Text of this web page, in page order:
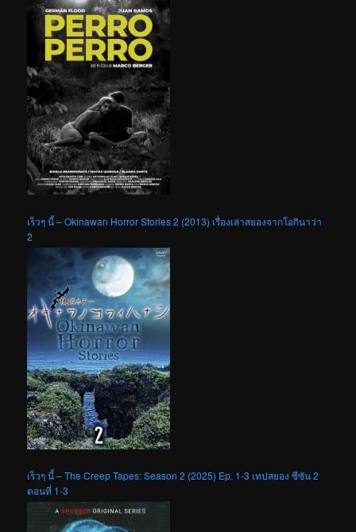
เร็วๆ นี้ – Okinawan Horror Stories 2 (2013) เรื่องเล่าสยองจากโอกินาว่า
2
เร็วๆ นี้ – The Creep Tapes: Season 2 (2025) Ep. 1-3 เทปสยอง ซีซัน 2
ตอนที่ 1-3